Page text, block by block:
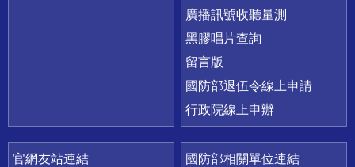
廣播訊號收聽量測
黑膠唱片查詢
留言版
國防部退伍令線上申請
行政院線上申辦
官網友站連結
國防部相關單位連結